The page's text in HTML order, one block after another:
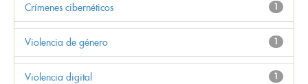
1
Crímenes cibernéticos
1
Violencia de género
1
Violencia digital